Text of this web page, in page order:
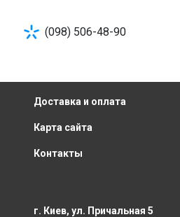
(098) 506-48-90
Доставка и оплата
Карта сайта
Контакты
г. Киев, ул. Причальная 5